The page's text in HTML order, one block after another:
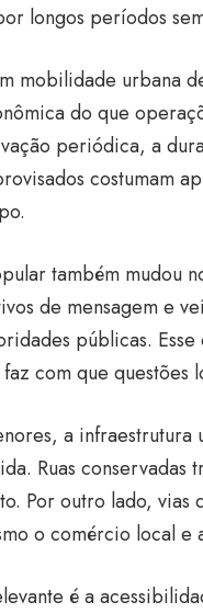
longos períodos
mobilidade urbana
do que
periódica, a
costumam
também mudou
de mensagem e
públicas.
com que questões
a
Ruas conservadas
Por outro lado,
o comércio local
é a